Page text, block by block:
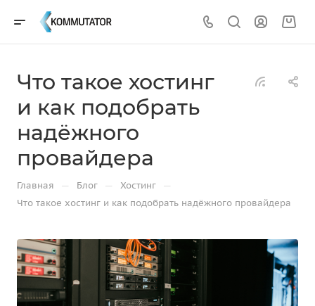
Что такое хостинг
и как подобрать
надёжного
провайдера
Главная — Блог — Хостинг —
Что такое хостинг и как подобрать надёжного провайдера